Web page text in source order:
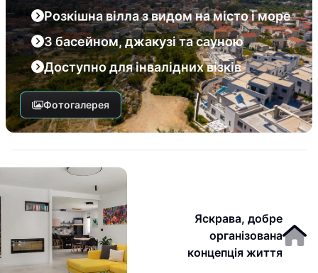
Розкішна вілла з видом на місто і море
З басейном, джакузі та сауною
Доступно для інвалідних візків
Фотогалерея
Яскрава, добре
організована
концепція життя